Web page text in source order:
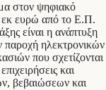
στον ψηφιακό
εκ ευρώ από το Ε.Π.
είναι η ανάπτυξη
ηλεκτρονικών
που σχετίζονται
και
βεβαιώσεων και